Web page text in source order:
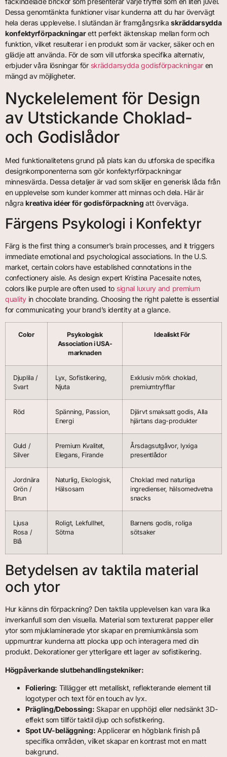
Dessa genomtänkta funktioner visar kunderna att du har övervägt
hela deras upplevelse. I slutändan är framgångsrikaskräddarsydda
konfektyrförpackningarett perfekt äktenskap mellan form och
funktion, vilket resulterar i en produkt som är vacker, säker och en
glädje att använda. För de som vill utforska specifika alternativ,
erbjuder våra lösningar för skräddarsydda godisförpackningar en
mängd av möjligheter.
Nyckelelement för Design
av Utstickande Choklad-
och Godislådor
Med funktionalitetens grund på plats kan du utforska de specifika
designkomponenterna som gör konfektyrförpackningar
minnesvärda. Dessa detaljer är vad som skiljer en generisk låda från
en upplevelse som kunder kommer att minnas och dela. Här är
någrakreativa idéer för godisförpackning att överväga.
Färgens Psykologi i Konfektyr
Färg is the first thing a consumer’s brain processes, and it triggers
immediate emotional and psychological associations. In the U.S.
market, certain colors have established connotations in the
confectionery aisle. As design expert Kristina Pacesaite notes,
colors like purple are often used to signal luxury and premium
qualityin chocolate branding. Choosing the right palette is essential
for communicating your brand’s identity at a glance.
Color
Psykologisk
Association i USA-
marknaden
Idealiskt För
Djuplila /
Svart
Lyx, Sofistikering,
Njuta
Exklusiv mörk choklad,
premiumtryfflar
Röd
Spänning, Passion,
Energi
Djärvt smaksatt godis, Alla
hjärtans dag-produkter
Guld /
Silver
Premium Kvalitet,
Elegans, Firande
Årsdagsutgåvor, lyxiga
presentlådor
Jordnära
Grön /
Brun
Naturlig, Ekologisk,
Hälsosam
Choklad med naturliga
ingredienser, hälsomedvetna
snacks
Ljusa
Rosa /
Blå
Roligt, Lekfullhet,
Sötma
Barnens godis, roliga
sötsaker
Betydelsen av taktila material
och ytor
Hur känns din förpackning? Den taktila upplevelsen kan vara lika
inverkanfull som den visuella. Material som texturerat papper eller
ytor som mjuklaminerade ytor skapar en premiumkänsla som
uppmuntrar kunderna att plocka upp och interagera med din
produkt. Dekorationer ger ytterligare ett lager av sofistikering.
Högpåverkande slutbehandlingstekniker:
Foliering: Tillägger ett metalliskt, reflekterande element till
logotyper och text för en touch av lyx.
Prägling/Debossing: Skapar en upphöjd eller nedsänkt 3D-
effekt som tillför taktil djup och sofistikering.
Spot UV-beläggning: Applicerar en högblank finish på
specifika områden, vilket skapar en kontrast mot en matt
bakgrund.